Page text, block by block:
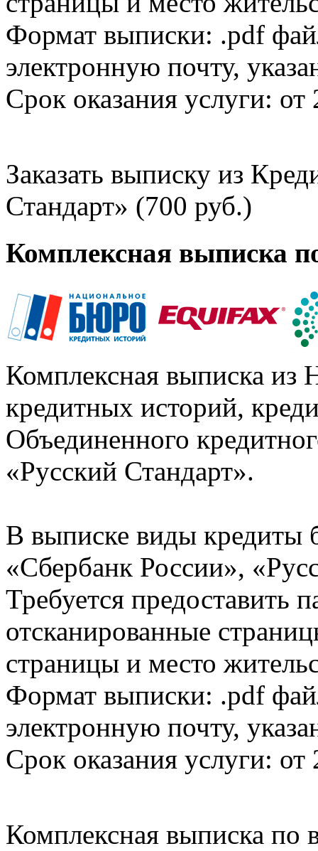
Формат выписки: .pdf
электронную почту,
Срок оказания услуги: от
Заказать выписку из
Стандарт» (700 руб.)
Комплексная выписка
Комплексная выписка из
кредитных историй,
Объединенного
«Русский Стандарт».
В выписке виды кредиты
«Сбербанк России»,
Требуется предоставить
отсканированные
страницы и место
Формат выписки: .pdf
электронную почту,
Срок оказания услуги: от
Комплексная выписка